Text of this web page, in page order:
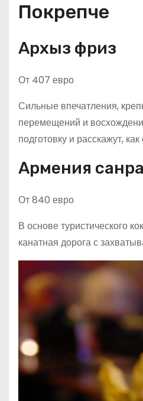
Покрепче
Архыз фриз
От 407 евро
Сильные впечатления,
перемещений и
подготовку и расскажут,
Армения
От 840 евро
В основе туристического
канатная дорога с